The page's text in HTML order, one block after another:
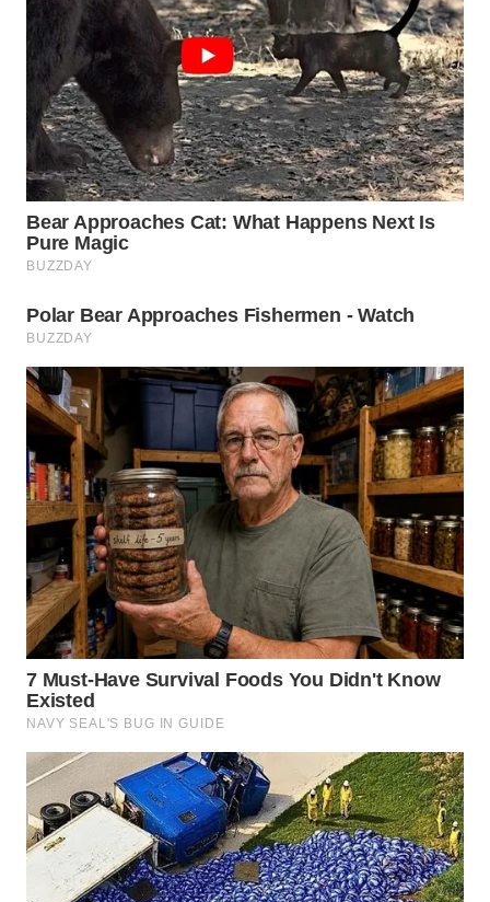
SIMALUNGUN
WN
LABUHANBATU
WN
TAPANULI
TENGAH
WN DELI
WN
TINGGI
WN
PAKPAK
WN
KARAWANG
WN
BEKASI
WN
BOGOR
WN
DEPOK
WN
TAPANULI
UTARA